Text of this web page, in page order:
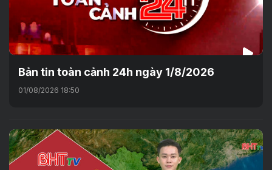
Bản tin toàn cảnh 24h ngày 1/8/2026
01/08/2026 18:50